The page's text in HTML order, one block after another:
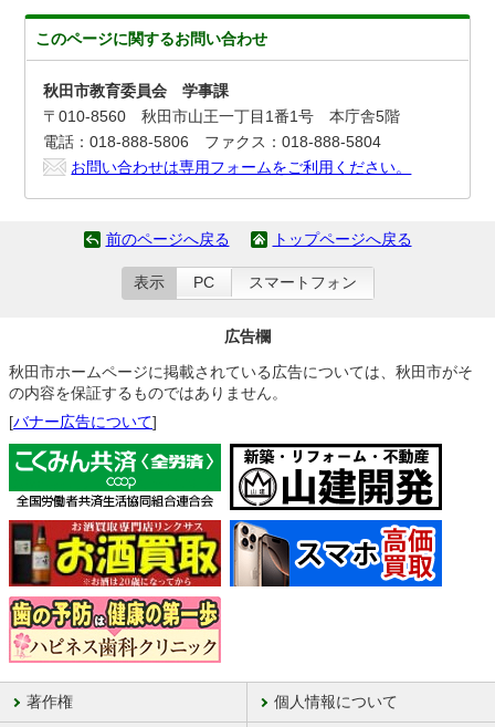
このページに関するお問い合わせ
秋田市教育委員会 学事課
〒010-8560 秋田市山王一丁目1番1号 本庁舎5階
電話：018-888-5806 ファクス：018-888-5804
お問い合わせは専用フォームをご利用ください。
前のページへ戻る トップページへ戻る
表示 PC スマートフォン
広告欄
秋田市ホームページに掲載されている広告については、秋田市がそ
の内容を保証するものではありません。
[バナー広告について]
著作権 個人情報について